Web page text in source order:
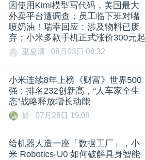
因使用Kimi模型写代码，美国最大
外卖平台遭调查；员工临下班对嘴
喷奶油！瑞幸回应：涉及物料已废
弃；小米多款手机正式涨价300元起
巫夏清 08月03日 08:32
小米连续8年上榜《财富》世界500
强：排名232创新高，“人车家全生
态”战略释放增长动能
於 07月28日 19:08
给机器人造一座「数据工厂」，小
米 Robotics-U0 如何破解具身智能